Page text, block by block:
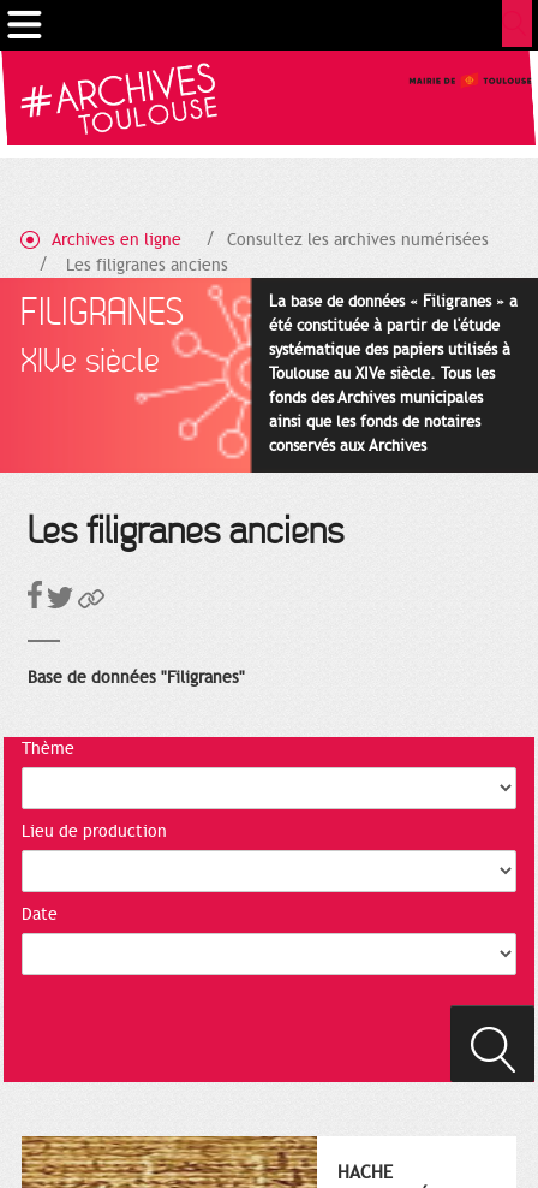
Archives en ligne
Consultez les archives numérisées
Les filigranes anciens
FILIGRANES
XIVe siècle
La base de données « Filigranes » a
été constituée à partir de l'étude
systématique des papiers utilisés à
Toulouse au XIVe siècle. Tous les
fonds des Archives municipales
ainsi que les fonds de notaires
conservés aux Archives
départementales pour cette
Les filigranes anciens
Base de données "Filigranes"
Thème
Lieu de production
Date
HACHE
Cookies management panel